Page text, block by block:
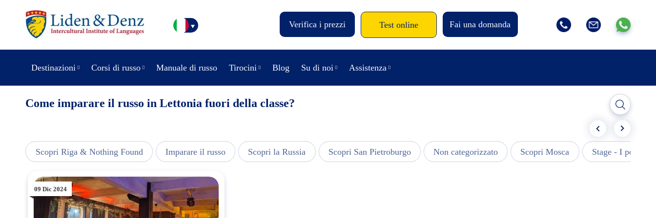
Verifica i prezzi Test online Fai una domanda
Destinazioni Corsi di russo Manuale di russo Tirocini Blog Su di noi Assistenza
Come imparare il russo in Lettonia fuori della classe?
Scopri Riga & Nothing Found Imparare il russo Scopri la Russia Scopri San Pietroburgo Non categorizzato Scopri Mosca Stage - I post più
09 Dic 2024